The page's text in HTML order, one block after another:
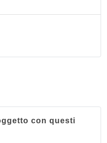
con questi